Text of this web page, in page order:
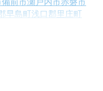
早島町浅口郡里庄町